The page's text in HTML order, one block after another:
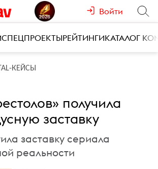
Войти
СПЕЦПРОЕКТЫРЕЙТИНГИКАТАЛОГ
КЕЙСЫ
получила
заставку
заставку сериала
реальности